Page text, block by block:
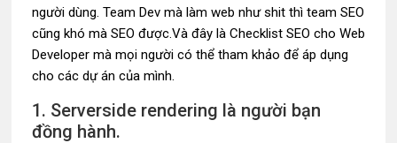
người dùng. Team Dev mà làm web như shit thì team SEO
cũng khó mà SEO được.Và đây là Checklist SEO cho Web
Developer mà mọi người có thể tham khảo để áp dụng
cho các dự án của mình.
1. Serverside rendering là người bạn
đồng hành.